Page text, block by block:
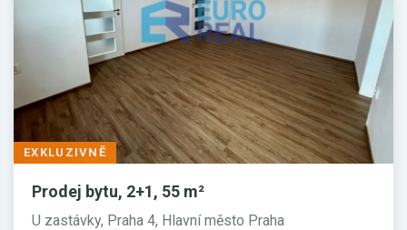
EXKLUZIVNĚ
Prodej bytu, 2+1, 55 m²
U zastávky, Praha 4, Hlavní město Praha